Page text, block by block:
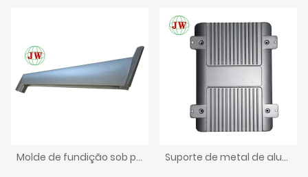
Molde de fundição sob pressão para eletrodomésticos Suporte de metal de alumínio fundido